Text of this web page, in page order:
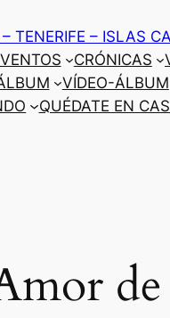
– ISLAS
CRÓNICAS
VÍDEO-ÁLBUM
QUÉDATE EN